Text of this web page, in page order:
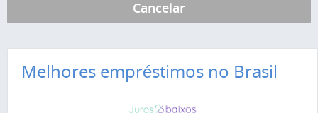
Melhores empréstimos no Brasil